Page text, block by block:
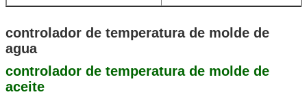
controlador de temperatura de molde de
agua
controlador de temperatura de molde de
aceite